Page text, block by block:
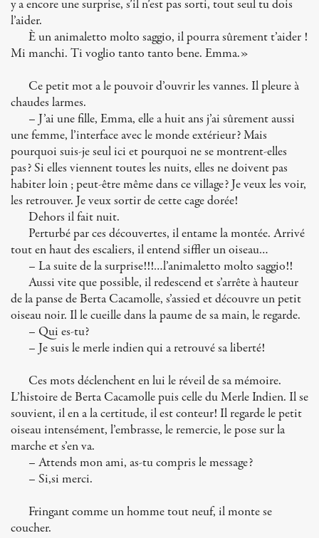
y a encore une surprise, s’il n’est pas sorti, tout seul tu dois
l’aider.
È un animaletto molto saggio, il pourra sûrement t’aider !
Mi manchi. Ti voglio tanto tanto bene. Emma.»
Ce petit mot a le pouvoir d’ouvrir les vannes. Il pleure à
chaudes larmes.
– J’ai une fille, Emma, elle a huit ans j’ai sûrement aussi
une femme, l’interface avec le monde extérieur? Mais
pourquoi suis-je seul ici et pourquoi ne se montrent-elles
pas? Si elles viennent toutes les nuits, elles ne doivent pas
habiter loin ; peut-être même dans ce village? Je veux les voir,
les retrouver. Je veux sortir de cette cage dorée!
Dehors il fait nuit.
Perturbé par ces découvertes, il entame la montée. Arrivé
tout en haut des escaliers, il entend siffler un oiseau…
– La suite de la surprise!!!…l’animaletto molto saggio!!
Aussi vite que possible, il redescend et s’arrête à hauteur
de la panse de Berta Cacamolle, s’assied et découvre un petit
oiseau noir. Il le cueille dans la paume de sa main, le regarde.
– Qui es-tu?
– Je suis le merle indien qui a retrouvé sa liberté!
Ces mots déclenchent en lui le réveil de sa mémoire.
L’histoire de Berta Cacamolle puis celle du Merle Indien. Il se
souvient, il en a la certitude, il est conteur! Il regarde le petit
oiseau intensément, l’embrasse, le remercie, le pose sur la
marche et s’en va.
– Attends mon ami, as-tu compris le message?
– Si,si merci.
Fringant comme un homme tout neuf, il monte se
coucher.